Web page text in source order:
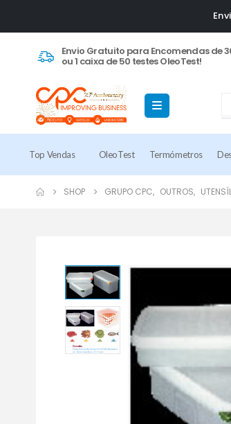
Envio Gratuito para Encomendas de
ou 1 caixa de 50 testes OleoTest!
Top Vendas OleoTest Termómetros
SHOP GRUPO CPC, OUTROS,